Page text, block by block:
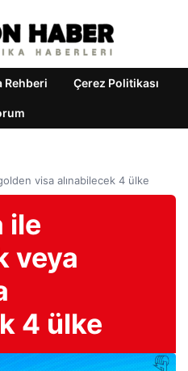
Rehberi Çerez Politikası
visa alınabilecek 4 ülke
ile
veya
4 ülke